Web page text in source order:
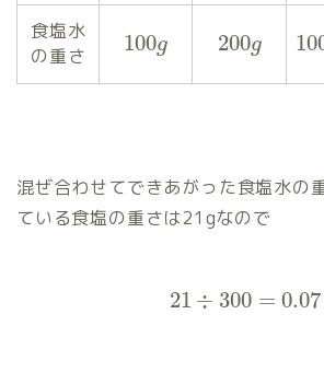
食塩水
の重さ
100g 200g
混ぜ合わせてできあがった食塩水の
ている食塩の重さは21gなので
21 ÷ 300 = 0.07